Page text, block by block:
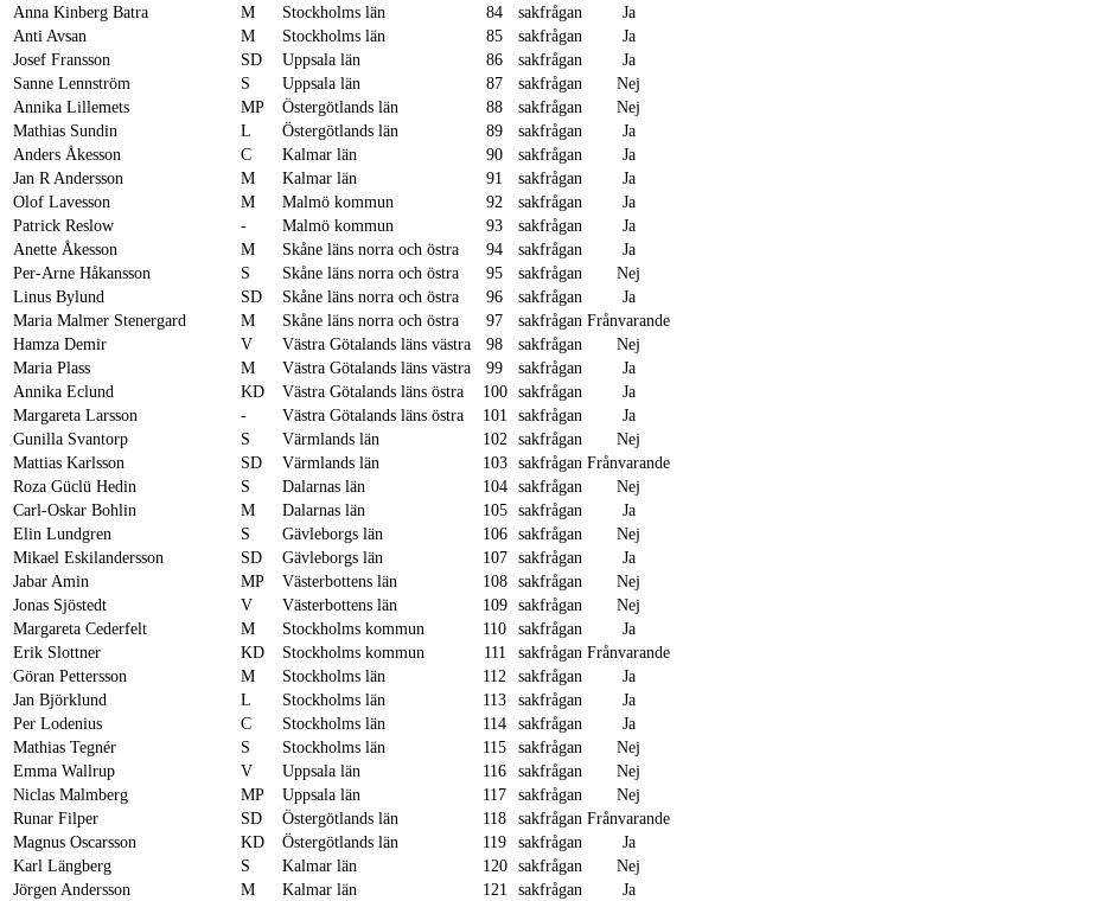
Anna Kinberg Batra
M Stockholms län 84 sakfrågan
Ja
Anti Avsan
M Stockholms län 85 sakfrågan
Ja
Josef Fransson
SD Uppsala län 86 sakfrågan
Ja
Sanne Lennström
S Uppsala län 87 sakfrågan
Nej
Annika Lillemets
MP Östergötlands län 88 sakfrågan
Nej
Mathias Sundin
L Östergötlands län 89 sakfrågan
Ja
Anders Åkesson
C Kalmar län 90 sakfrågan
Ja
Jan R Andersson
M Kalmar län 91 sakfrågan
Ja
Olof Lavesson
M Malmö kommun 92 sakfrågan
Ja
Patrick Reslow
- Malmö kommun 93 sakfrågan
Ja
Anette Åkesson
M Skåne läns norra och östra 94 sakfrågan
Ja
Per-Arne Håkansson
S Skåne läns norra och östra 95 sakfrågan
Nej
Linus Bylund
SD Skåne läns norra och östra 96 sakfrågan
Ja
Maria Malmer Stenergard
M Skåne läns norra och östra 97 sakfrågan Frånvarande
Hamza Demir
V Västra Götalands läns västra 98 sakfrågan
Nej
Maria Plass
M Västra Götalands läns västra 99 sakfrågan
Ja
Annika Eclund
KD Västra Götalands läns östra 100 sakfrågan
Ja
Margareta Larsson
- Västra Götalands läns östra 101 sakfrågan
Ja
Gunilla Svantorp
S Värmlands län 102 sakfrågan
Nej
Mattias Karlsson
SD Värmlands län 103 sakfrågan Frånvarande
Roza Güclü Hedin
S Dalarnas län 104 sakfrågan
Nej
Carl-Oskar Bohlin
M Dalarnas län 105 sakfrågan
Ja
Elin Lundgren
S Gävleborgs län 106 sakfrågan
Nej
Mikael Eskilandersson
SD Gävleborgs län 107 sakfrågan
Ja
Jabar Amin
MP Västerbottens län 108 sakfrågan
Nej
Jonas Sjöstedt
V Västerbottens län 109 sakfrågan
Nej
Margareta Cederfelt
M Stockholms kommun 110 sakfrågan
Ja
Erik Slottner
KD Stockholms kommun 111 sakfrågan Frånvarande
Göran Pettersson
M Stockholms län 112 sakfrågan
Ja
Jan Björklund
L Stockholms län 113 sakfrågan
Ja
Per Lodenius
C Stockholms län 114 sakfrågan
Ja
Mathias Tegnér
S Stockholms län 115 sakfrågan
Nej
Emma Wallrup
V Uppsala län 116 sakfrågan
Nej
Niclas Malmberg
MP Uppsala län 117 sakfrågan
Nej
Runar Filper
SD Östergötlands län 118 sakfrågan Frånvarande
Magnus Oscarsson
KD Östergötlands län 119 sakfrågan
Ja
Karl Längberg
S Kalmar län 120 sakfrågan
Nej
Jörgen Andersson
M Kalmar län 121 sakfrågan
Ja